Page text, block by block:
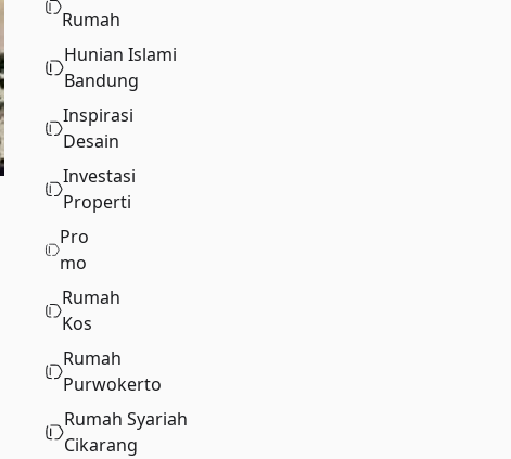
Rumah
Hunian Islami
Bandung
Inspirasi
Desain
Investasi
Properti
Pro
mo
Rumah
Kos
Rumah
Purwokerto
Rumah Syariah
Cikarang